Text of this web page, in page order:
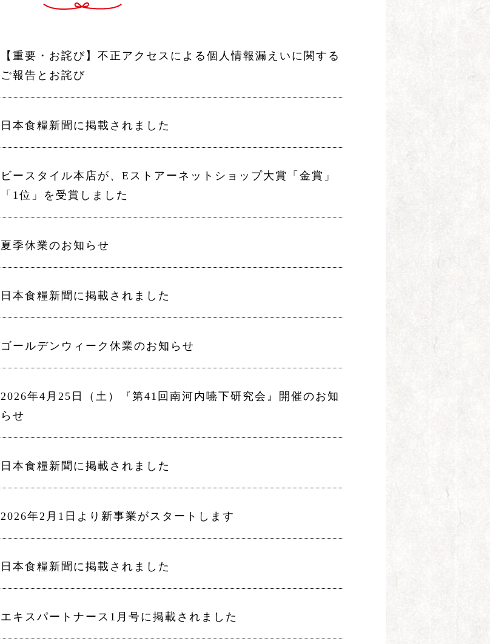
【重要・お詫び】不正アクセスによる個人情報漏えいに関する
ご報告とお詫び
日本食糧新聞に掲載されました
ビースタイル本店が、Eストアーネットショップ大賞「金賞」
「1位」を受賞しました
夏季休業のお知らせ
日本食糧新聞に掲載されました
ゴールデンウィーク休業のお知らせ
2026年4月25日（土）『第41回南河内嚥下研究会』開催のお知
らせ
日本食糧新聞に掲載されました
2026年2月1日より新事業がスタートします
日本食糧新聞に掲載されました
エキスパートナース1月号に掲載されました